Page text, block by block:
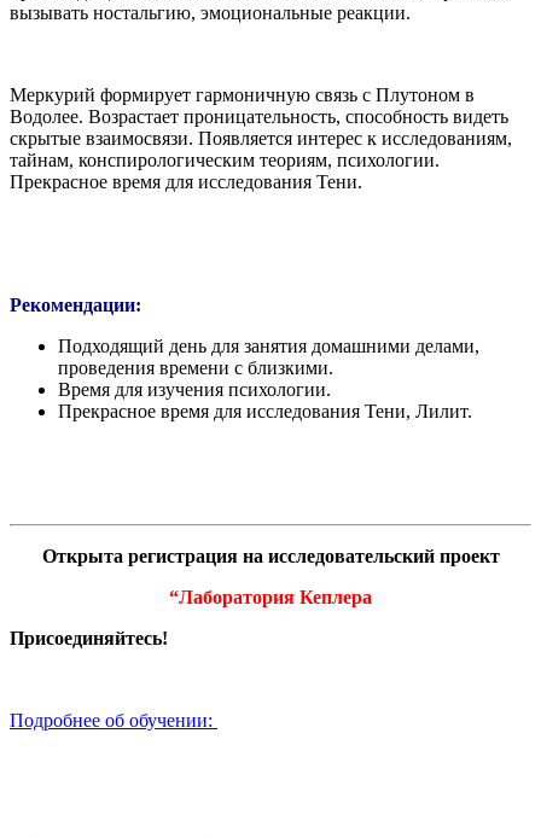
вызывать ностальгию, эмоциональные реакции.
Меркурий формирует гармоничную связь с Плутоном в
Водолее. Возрастает проницательность, способность видеть
скрытые взаимосвязи. Появляется интерес к исследованиям,
тайнам, конспирологическим теориям, психологии.
Прекрасное время для исследования Тени.
Рекомендации:
Подходящий день для занятия домашними делами,
проведения времени с близкими.
Время для изучения психологии.
Прекрасное время для исследования Тени, Лилит.
Открыта регистрация на исследовательский проект
“Лаборатория Кеплера
Присоединяйтесь!
Подробнее об обучении: